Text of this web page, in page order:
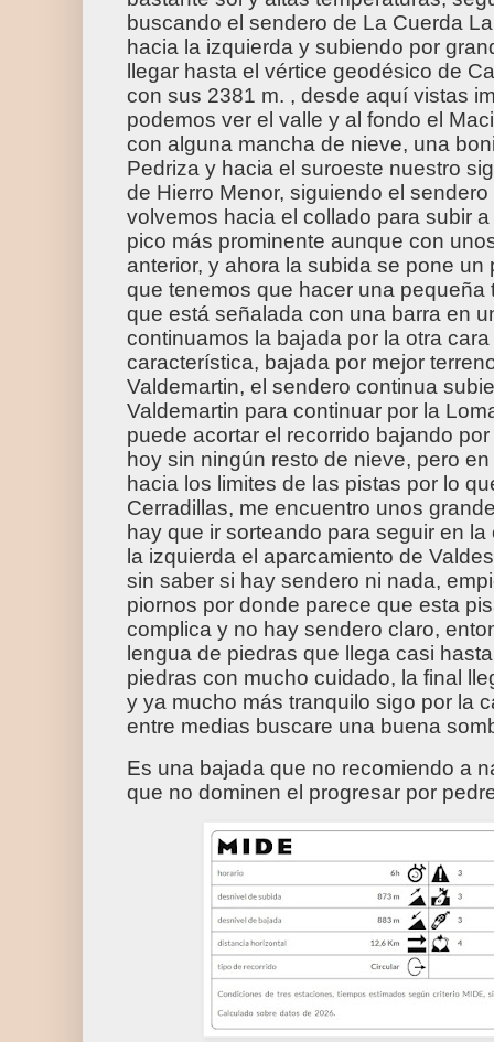
buscando el sendero de La Cuerda
hacia la izquierda y subiendo por
llegar hasta el vértice geodésico de
con sus 2381 m. , desde aquí vistas
podemos ver el valle y al fondo el
con alguna mancha de nieve, una
Pedriza y hacia el suroeste nuestro
de Hierro Menor, siguiendo el
volvemos hacia el collado para subir
pico más prominente aunque con
anterior, y ahora la subida se pone
que tenemos que hacer una pequeña
que está señalada con una barra en
continuamos la bajada por la otra
característica, bajada por mejor
Valdemartin, el sendero continua
Valdemartin para continuar por la
puede acortar el recorrido bajando
hoy sin ningún resto de nieve, pero
hacia los limites de las pistas por lo
Cerradillas, me encuentro unos
hay que ir sorteando para seguir en
la izquierda el aparcamiento de
sin saber si hay sendero ni nada,
piornos por donde parece que esta
complica y no hay sendero claro,
lengua de piedras que llega casi
piedras con mucho cuidado, la final
y ya mucho más tranquilo sigo por la
entre medias buscare una buena
Es una bajada que no recomiendo a
que no dominen el progresar por